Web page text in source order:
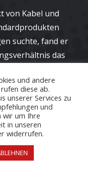
von Kabel und
suchte, fand er
das
und andere
diese ab.
unserer Services zu
und
wir um Ihre
in unseren
widerrufen.